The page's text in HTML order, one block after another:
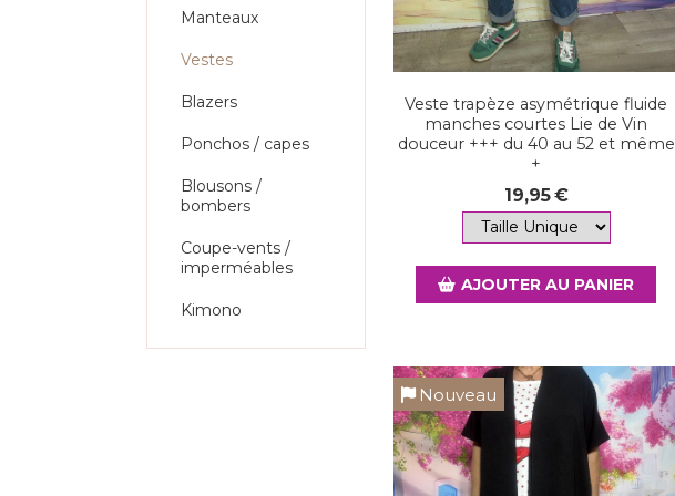
Manteaux
Vestes
Blazers
Ponchos / capes
Blousons /
bombers
Coupe-vents /
imperméables
Kimono
Veste trapèze asymétrique fluide
manches courtes Lie de Vin
douceur +++ du 40 au 52 et même
+
19,95€
AJOUTER AU PANIER
Nouveau